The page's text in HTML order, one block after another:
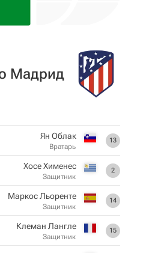
Мадрид
13
Ян Облак
Вратарь
2
Хосе Хименес
Защитник
14
Маркос Льоренте
Защитник
15
Клеман Лангле
Защитник